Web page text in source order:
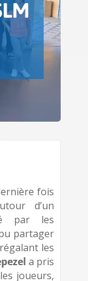
fois
d’un
par les
partager
les
a pris
joueurs,